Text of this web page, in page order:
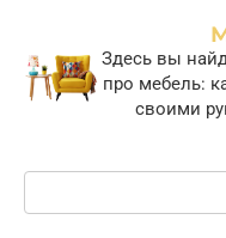
контенту
Здесь вы
про мебель:
своими
Поиск: